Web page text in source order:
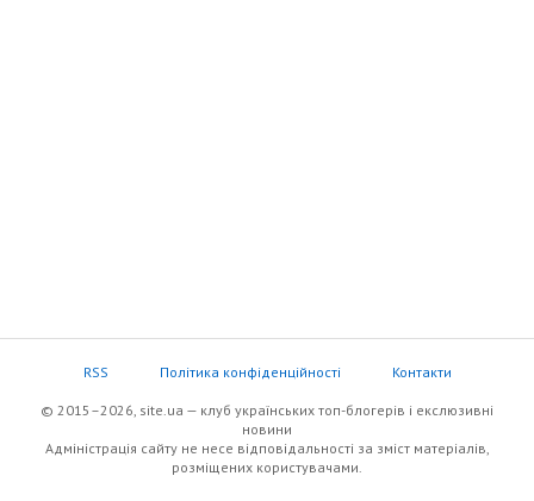
RSS Політика конфіденційності Контакти
© 2015–2026, site.ua — клуб українських топ-блогерів i екслюзивнi
новини
Адміністрація сайту не несе відповідальності за зміст матеріалів,
розміщених користувачами.